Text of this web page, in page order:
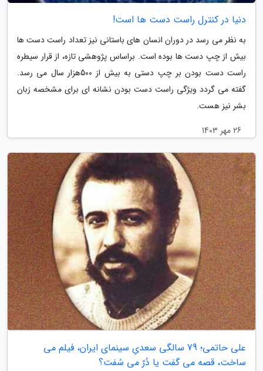
دنیا در کنترل راست دست ها است!
به نظر می رسد در دوران انسان های باستانی نیز تعداد راست دست ها
بیش از چپ دست ها بوده است. براساس پژوهشی تازه، از قرار سیطره
راست دست بودن بر چپ دستی به بیش از 500هزار سال می رسد.
گفته می گردد ویژگی راست دست بودن نشانه ای برای مشخصه زبان
بشر نیز هست.
26 مهر 1403
علی حاتمی؛ 79 سالگی سعدیِ سینمای ایران، فیلم می
ساخت، قصه می گفت یا دُرّ می سُفت؟